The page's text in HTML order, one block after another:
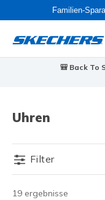
Familien-
🎒 Back To
Uhren
Filter
19 ergebnisse